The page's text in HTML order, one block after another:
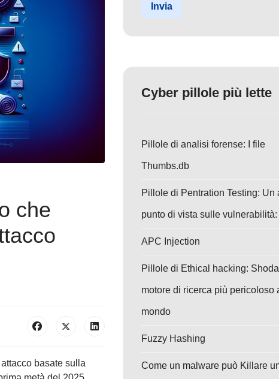
che
basate sulla
Invia
Cyber pillole più lette
Pillole di analisi forense: I file
Thumbs.db
Pillole di Pentration Testing: Un
punto di vista sulle vulnerabilità:
APC Injection
Pillole di Ethical hacking:
motore di ricerca più pericoloso
mondo
Fuzzy Hashing
Come un malware può Killare